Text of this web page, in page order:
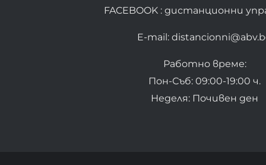
FACEBOOK : дистанционни
E-mail:
Работно време:
Пон-Съб: 09:00-19:00 ч.
Неделя: Почивен ден